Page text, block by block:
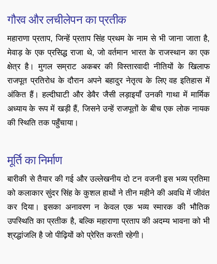
गौरव और लचीलेपन का प्रतीक
महाराणा प्रताप, जिन्हें प्रताप सिंह प्रथम के नाम से भी जाना जाता है,
मेवाड़ के एक प्रसिद्ध राजा थे, जो वर्तमान भारत के राजस्थान का एक
क्षेत्र है। मुगल सम्राट अकबर की विस्तारवादी नीतियों के खिलाफ
राजपूत प्रतिरोध के दौरान अपने बहादुर नेतृत्व के लिए वह इतिहास में
अंकित हैं। हल्दीघाटी और डेवैर जैसी लड़ाइयाँ उनकी गाथा में मार्मिक
अध्याय के रूप में खड़ी हैं, जिसने उन्हें राजपूतों के बीच एक लोक नायक
की स्थिति तक पहुँचाया।
मूर्ति का निर्माण
बारीकी से तैयार की गई और उल्लेखनीय दो टन वजनी इस भव्य प्रतिमा
को कलाकार सुंदर सिंह के कुशल हाथों ने तीन महीने की अवधि में जीवंत
कर दिया। इसका अनावरण न केवल एक भव्य स्मारक की भौतिक
उपस्थिति का प्रतीक है, बल्कि महाराणा प्रताप की अदम्य भावना को भी
श्रद्धांजलि है जो पीढ़ियों को प्रेरित करती रहेगी।